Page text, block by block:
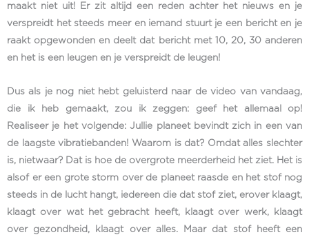
maakt niet uit! Er zit altijd een reden achter het nieuws en je
verspreidt het steeds meer en iemand stuurt je een bericht en je
raakt opgewonden en deelt dat bericht met 10, 20, 30 anderen
en het is een leugen en je verspreidt de leugen!
Dus als je nog niet hebt geluisterd naar de video van vandaag,
die ik heb gemaakt, zou ik zeggen: geef het allemaal op!
Realiseer je het volgende: Jullie planeet bevindt zich in een van
de laagste vibratiebanden! Waarom is dat? Omdat alles slechter
is, nietwaar? Dat is hoe de overgrote meerderheid het ziet. Het is
alsof er een grote storm over de planeet raasde en het stof nog
steeds in de lucht hangt, iedereen die dat stof ziet, erover klaagt,
klaagt over wat het gebracht heeft, klaagt over werk, klaagt
over gezondheid, klaagt over alles. Maar dat stof heeft een